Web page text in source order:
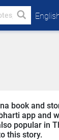
book and
app and
popular in
this story.